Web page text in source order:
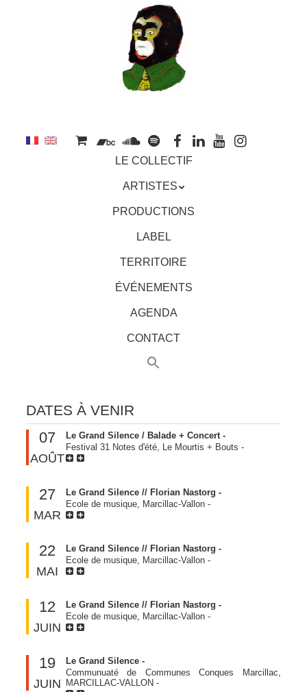
LE COLLECTIF
ARTISTES
PRODUCTIONS
LABEL
TERRITOIRE
ÉVÉNEMENTS
AGENDA
CONTACT
DATES À VENIR
07
AOÛT
Le Grand Silence / Balade + Concert -
Festival 31 Notes d'été, Le Mourtis + Bouts -
27
MAR
Le Grand Silence // Florian Nastorg -
Ecole de musique, Marcillac-Vallon -
22
MAI
Le Grand Silence // Florian Nastorg -
Ecole de musique, Marcillac-Vallon -
12
JUIN
Le Grand Silence // Florian Nastorg -
Ecole de musique, Marcillac-Vallon -
19
JUIN
Le Grand Silence -
Communuaté de Communes Conques Marcillac,
MARCILLAC-VALLON -